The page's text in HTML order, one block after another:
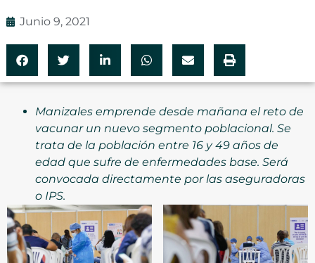
Junio 9, 2021
Manizales emprende desde mañana el reto de
vacunar un nuevo segmento poblacional. Se
trata de la población entre 16 y 49 años de
edad que sufre de enfermedades base. Será
convocada directamente por las aseguradoras
o IPS.